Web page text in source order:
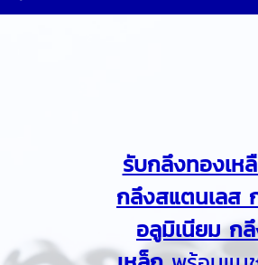
รับกลึงทองเห
กลึงสแตนเลส
อลูมิเนียม ก